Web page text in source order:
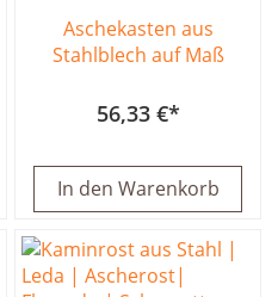
Aschekasten aus
Stahlblech auf Maß
56,33 €
In den Warenkorb